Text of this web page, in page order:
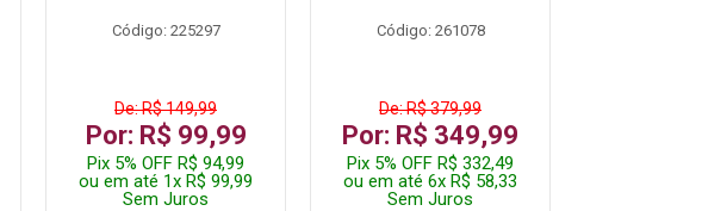
Código: 225297
De: R$ 149,99
Por: R$ 99,99
Pix 5% OFF R$ 94,99
ou em até 1x R$ 99,99
Sem Juros
Código: 261078
De: R$ 379,99
Por: R$ 349,99
Pix 5% OFF R$ 332,49
ou em até 6x R$ 58,33
Sem Juros